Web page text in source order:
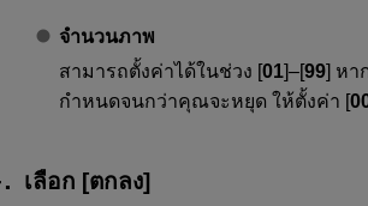
จำนวนภาพ
สามารถตั้งค่าได้ในช่วง [01]–[99] หา
กำหนดจนกว่าคุณจะหยุด ให้ตั้งค่า [
เลือก [ตกลง]